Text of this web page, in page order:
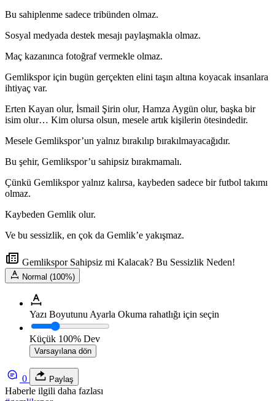
Bu sahiplenme sadece tribünden olmaz.
Sosyal medyada destek mesajı paylaşmakla olmaz.
Maç kazanınca fotoğraf vermekle olmaz.
Gemlikspor için bugün gerçekten elini taşın altına koyacak insanlara
ihtiyaç var.
Erten Kayan olur, İsmail Şirin olur, Hamza Aygün olur, başka bir
isim olur… Kim olursa olsun, mesele artık kişilerin ötesindedir.
Mesele Gemlikspor’un yalnız bırakılıp bırakılmayacağıdır.
Bu şehir, Gemlikspor’u sahipsiz bırakmamalı.
Çünkü Gemlikspor yalnız kalırsa, kaybeden sadece bir futbol takımı
olmaz.
Kaybeden Gemlik olur.
Ve bu sessizlik, en çok da Gemlik’e yakışmaz.
Gemlikspor Sahipsiz mi Kalacak? Bu Sessizlik Neden!
Normal (100%)
Yazı Boyutunu Ayarla Okuma rahatlığı için seçin
Küçük 100% Dev
Varsayılana dön
0 Paylaş
Haberle ilgili daha fazlası